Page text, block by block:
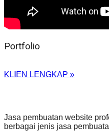
Portfolio
KLIEN LENGKAP »
Jasa pembuatan website
berbagai jenis jasa